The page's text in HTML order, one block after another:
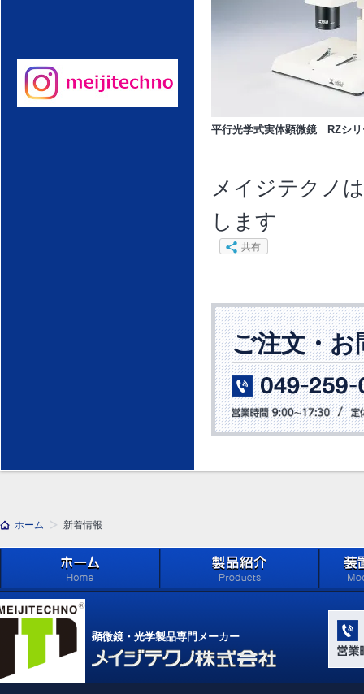
平行光学式実体顕微鏡 RZシリ
メイジテクノ
します
共有
ご注文・
ホーム 新着情報
ホーム
学系」
Light
顕微鏡・光学製品専門メーカー